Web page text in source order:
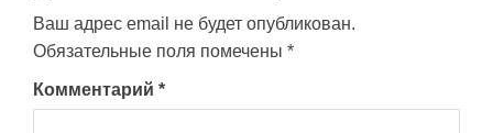
Ваш адрес email не будет опубликован.
Обязательные поля помечены *
Комментарий *